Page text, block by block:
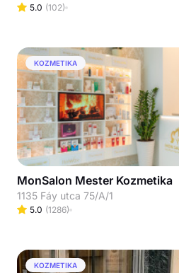
5.0 (102)
KOZMETIKA
MonSalon Mester Kozmetika
1135 Fáy utca 75/A/1
5.0 (1286)
KOZMETIKA